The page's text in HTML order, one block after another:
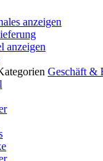
anzeigen
anzeigen
Geschäft &